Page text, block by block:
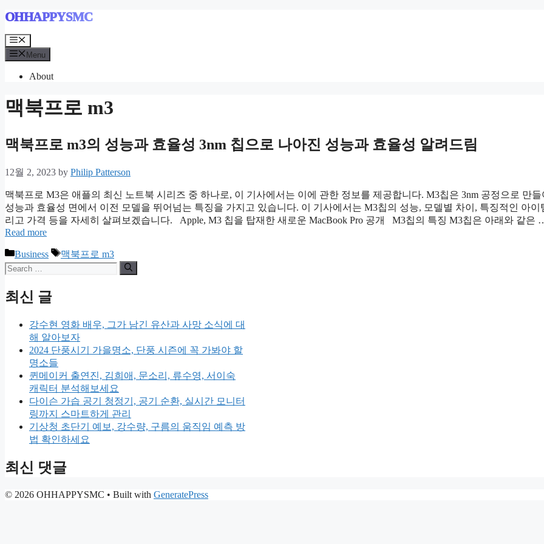
Skip
content
OHHAPPYSMC
Menu
Menu
About
맥북프로 m3
맥북프로 m3의 성능과 효율성 3nm 칩으로 나아진 성능과 효율성 알려드림
12월 2, 2023 by Philip Patterson
맥북프로 M3은 애플의 최신 노트북 시리즈 중 하나로, 이 기사에서는 이에 관한 정보를 제공합니다. M3칩은 3nm 공정으로 만들
성능과 효율성 면에서 이전 모델을 뛰어넘는 특징을 가지고 있습니다. 이 기사에서는 M3칩의 성능, 모델별 차이, 특징적인 아이
리고 가격 등을 자세히 살펴보겠습니다. Apple, M3 칩을 탑재한 새로운 MacBook Pro 공개 M3칩의 특징 M3칩은 아래와 같은
Read more
Categories
Business Tags
맥북프로 m3
Search
for:
최신 글
강수현 영화 배우, 그가 남긴 유산과 사망 소식에 대
해 알아보자
2024 단풍시기 가을명소, 단풍 시즌에 꼭 가봐야 할
명소들
퀸메이커 출연진, 김희애, 문소리, 류수영, 서이숙
캐릭터 분석해보세요
다이슨 가습 공기 청정기, 공기 순환, 실시간 모니터
링까지 스마트하게 관리
기상청 초단기 예보, 강수량, 구름의 움직임 예측 방
법 확인하세요
최신 댓글
© 2026 OHHAPPYSMC • Built with GeneratePress